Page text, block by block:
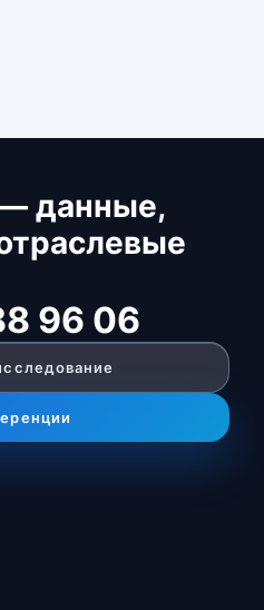
данные,
96 06